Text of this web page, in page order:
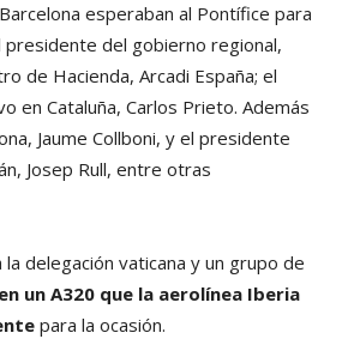
esperaban al Pontífice para
presidente del gobierno regional,
de Hacienda, Arcadi España; el
en Cataluña, Carlos Prieto. Además
Jaume Collboni, y el presidente
Josep Rull, entre otras
delegación vaticana y un grupo de
en un A320 que la aerolínea Iberia
para la ocasión.